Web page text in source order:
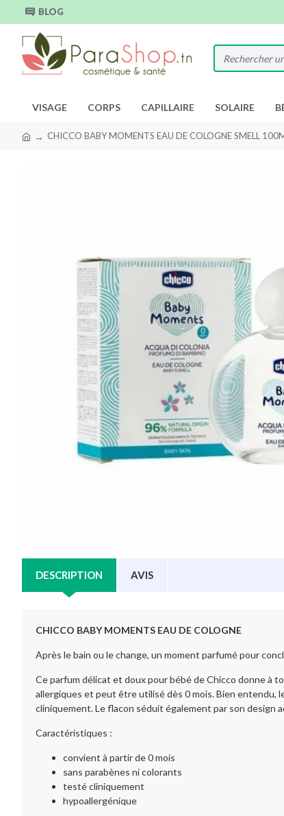
BLOG
VISAGE CORPS CAPILLAIRE SOLAIRE
CHICCO BABY MOMENTS EAU DE COLOGNE SMELL
DESCRIPTION AVIS
CHICCO BABY MOMENTS EAU DE COLOGNE
Après le bain ou le change, un moment parfumé pour
Ce parfum délicat et doux pour bébé de Chicco donne à
allergiques et peut être utilisé dès 0 mois. Bien entendu,
cliniquement. Le flacon séduit également par son design
Caractéristiques :
convient à partir de 0 mois
sans parabènes ni colorants
testé cliniquement
hypoallergénique